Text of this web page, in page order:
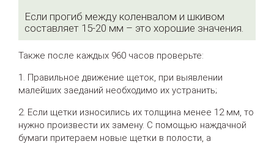
Если прогиб между коленвалом и шкивом
составляет 15-20 мм – это хорошие значения.
Также после каждых 960 часов проверьте:
1. Правильное движение щеток, при выявлении
малейших заеданий необходимо их устранить;
2. Если щетки износились их толщина менее 12 мм, то
нужно произвести их замену. С помощью наждачной
бумаги притераем новые щетки в полости, а